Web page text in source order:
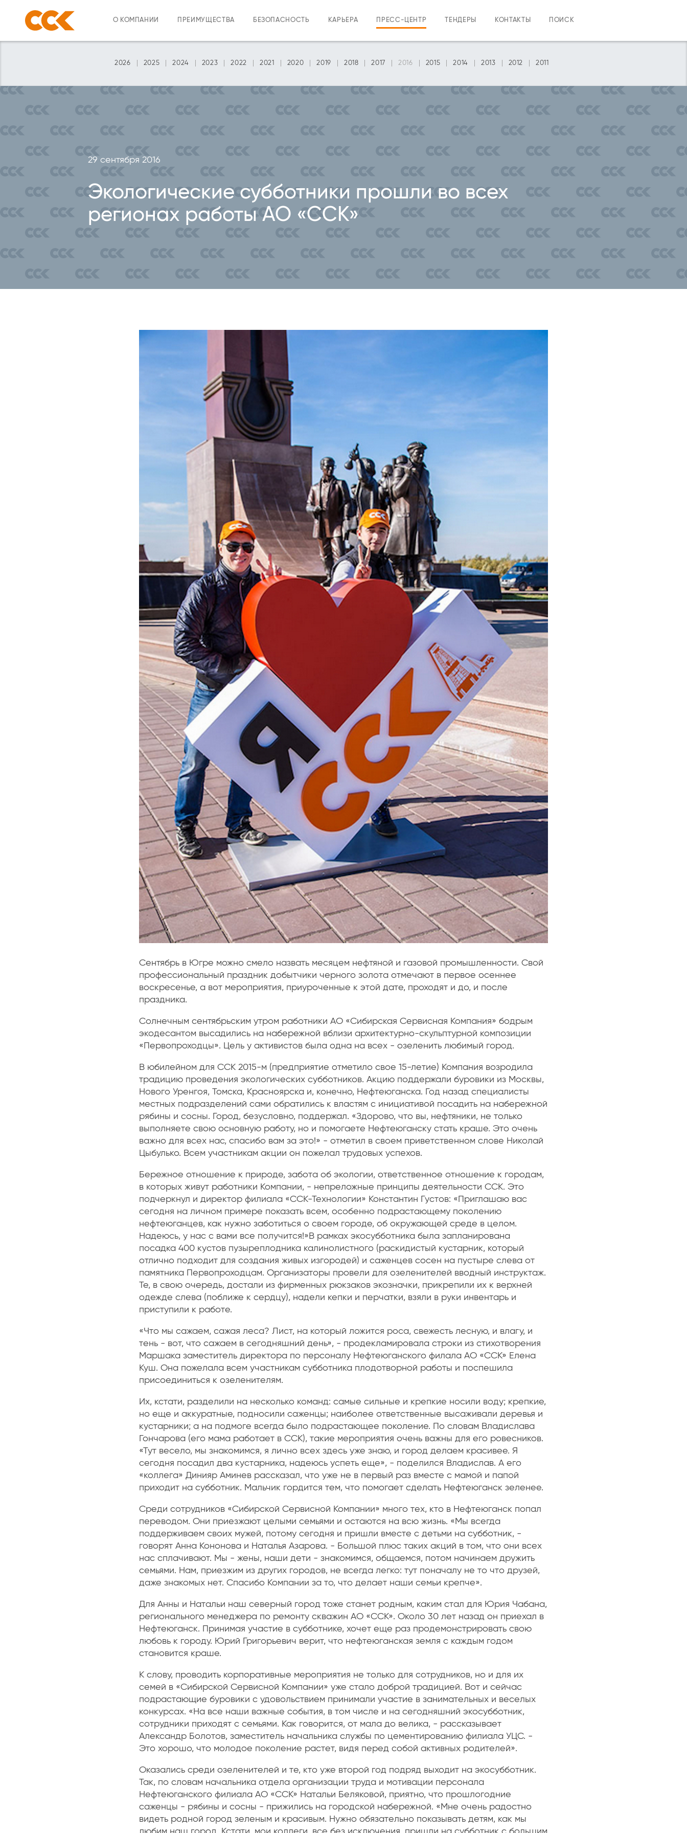
О КОМПАНИИ ПРЕИМУЩЕСТВА БЕЗОПАСНОСТЬ КАРЬЕРА ПРЕСС-ЦЕНТР
2026 2025 2024 2023 2022 2021 2020 2019 2018 2017 2016 2015 2014 2013 2012 2011
ТЕНДЕРЫ КОНТАКТЫ ПОИСК
29 сентября 2016
Экологические субботники прошли во всех
регионах работы АО «ССК»
Сентябрь в Югре можно смело назвать месяцем нефтяной и газовой промышленности. Свой
профессиональный праздник добытчики черного золота отмечают в первое осеннее
воскресенье, а вот мероприятия, приуроченные к этой дате, проходят и до, и после
праздника.
Солнечным сентябрьским утром работники АО «Сибирская Сервисная Компания» бодрым
экодесантом высадились на набережной вблизи архитектурно-скульптурной композиции
«Первопроходцы». Цель у активистов была одна на всех - озеленить любимый город.
В юбилейном для ССК 2015-м (предприятие отметило свое 15-летие) Компания возродила
традицию проведения экологических субботников. Акцию поддержали буровики из Москвы,
Нового Уренгоя, Томска, Красноярска и, конечно, Нефтеюганска. Год назад специалисты
местных подразделений сами обратились к властям с инициативой посадить на набережной
рябины и сосны. Город, безусловно, поддержал. «Здорово, что вы, нефтяники, не только
выполняете свою основную работу, но и помогаете Нефтеюганску стать краше. Это очень
важно для всех нас, спасибо вам за это!» - отметил в своем приветственном слове Николай
Цыбулько. Всем участникам акции он пожелал трудовых успехов.
Бережное отношение к природе, забота об экологии, ответственное отношение к городам,
в которых живут работники Компании, - непреложные принципы деятельности ССК. Это
подчеркнул и директор филиала «ССК-Технологии» Константин Густов: «Приглашаю вас
сегодня на личном примере показать всем, особенно подрастающему поколению
нефтеюганцев, как нужно заботиться о своем городе, об окружающей среде в целом.
Надеюсь, у нас с вами все получится!»В рамках экосубботника была запланирована
посадка 400 кустов пузыреплодника калинолистного (раскидистый кустарник, который
отлично подходит для создания живых изгородей) и саженцев сосен на пустыре слева от
памятника Первопроходцам. Организаторы провели для озеленителей вводный инструктаж.
Те, в свою очередь, достали из фирменных рюкзаков экозначки, прикрепили их к верхней
одежде слева (поближе к сердцу), надели кепки и перчатки, взяли в руки инвентарь и
приступили к работе.
«Что мы сажаем, сажая леса? Лист, на который ложится роса, свежесть лесную, и влагу, и
тень - вот, что сажаем в сегодняшний день», - продекламировала строки из стихо​творения
Маршака заместитель директора по персоналу Нефтеюганского филала АО «ССК» Елена
Куш. Она пожелала всем участникам субботника плодотворной работы и поспешила
присоединиться к озеленителям.
Их, кстати, разделили на несколько команд: самые сильные и крепкие носили воду; крепкие,
но еще и аккуратные, подносили саженцы; наиболее ответственные высаживали деревья и
кустарники; а на подмоге всегда было подрастающее поколение. По словам Владислава
Гончарова (его мама работает в ССК), такие мероприятия очень важны для его ровесников.
«Тут весело, мы знакомимся, я лично всех здесь уже знаю, и город делаем красивее. Я
сегодня посадил два кустарника, надеюсь успеть еще», - поделился Владислав. А его
«коллега» Динияр Аминев рассказал, что уже не в первый раз вместе с мамой и папой
приходит на субботник. Мальчик гордится тем, что помогает сделать Нефтеюганск зеленее.
Среди сотрудников «Сибирской Сервисной Компании» много тех, кто в Нефтеюганск попал
переводом. Они приезжают целыми семьями и остаются на всю жизнь. «Мы всегда
поддерживаем своих мужей, потому сегодня и пришли вместе с детьми на субботник, -
говорят Анна Кононова и Наталья Азарова. - Большой плюс таких акций в том, что они всех
нас сплачивают. Мы - жены, наши дети - знакомимся, общаемся, потом начинаем дружить
семьями. Нам, приезжим из других городов, не всегда легко: тут поначалу не то что друзей,
даже знакомых нет. Спасибо Компании за то, что делает наши семьи крепче».
Для Анны и Натальи наш северный город тоже станет родным, каким стал для Юрия Чабана,
регионального менеджера по ремонту скважин АО «ССК». Около 30 лет назад он приехал в
Нефтеюганск. Принимая участие в субботнике, хочет еще раз продемонстрировать свою
любовь к городу. Юрий Григорьевич верит, что нефтеюганская земля с каждым годом
становится краше.
К слову, проводить корпоративные мероприятия не только для сотрудников, но и для их
семей в «Сибирской Сервисной Компании» уже стало доброй традицией. Вот и сейчас
подрастающие буровики с удовольствием принимали участие в занимательных и веселых
конкурсах. «На все наши важные события, в том числе и на сегодняшний экосубботник,
сотрудники приходят с семьями. Как говорится, от мала до велика, - рассказывает
Александр Болотов, заместитель начальника службы по цементированию филиала УЦС. -
Это хорошо, что молодое поколение рас​тет, видя перед собой активных родителей».
Оказались среди озеленителей и те, кто уже второй год подряд выходит на экосубботник.
Так, по словам начальника отдела организации труда и мотивации персонала
Нефтеюганского филиала АО «ССК» Натальи Беляковой, приятно, что прошлогодние
саженцы - рябины и сосны - прижились на городской набережной. «Мне очень радостно
видеть родной город зеленым и красивым. Нужно обязательно показывать детям, как мы